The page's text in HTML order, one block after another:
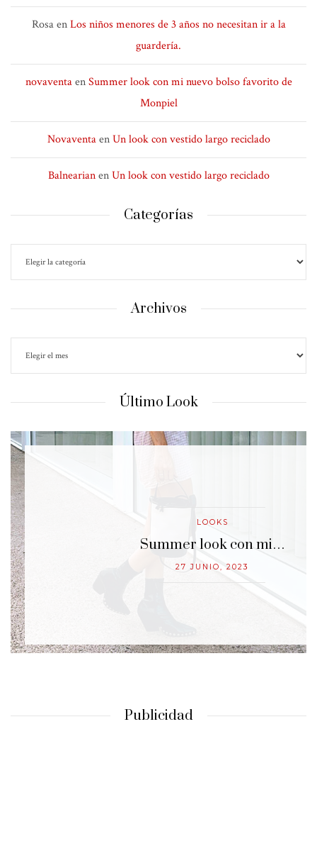
RosaenLos niños menores de 3 años no necesitan ir a la
guardería.
novaventaenSummer look con mi nuevo bolso favorito de
Monpiel
NovaventaenUn look con vestido largo reciclado
BalnearianenUn look con vestido largo reciclado
Categorías
Archivos
Último Look
LOOKS
Summer look con mi…
27 JUNIO, 2023
Publicidad